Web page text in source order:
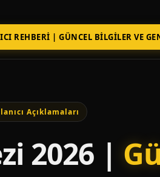
REHBERI | GÜNCEL BILGILER VE
Açıklamaları
2026 |